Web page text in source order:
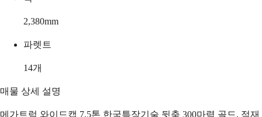
2,380mm
파렛트
14개
매물 상세 설명
메가트럭 와이드캡 7.5톤 한국특장기술 뒷축 300마력 골드. 적재